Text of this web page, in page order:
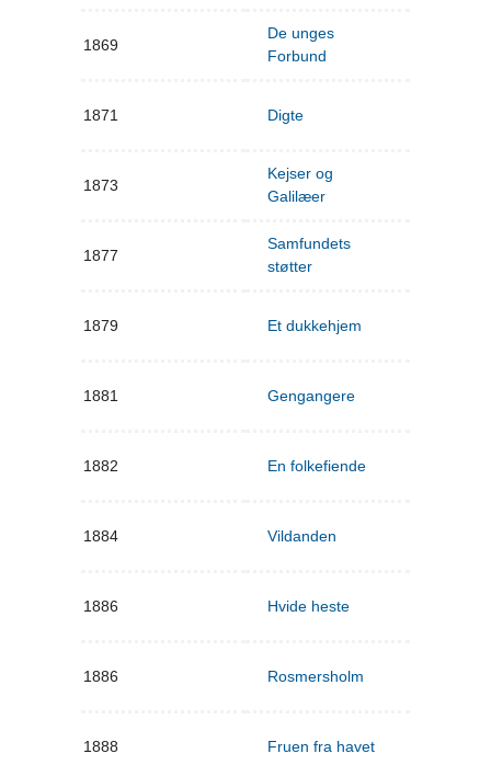
1869
De unges
Forbund
1871 Digte
1873
Kejser og
Galilæer
1877
Samfundets
støtter
1879 Et dukkehjem
1881 Gengangere
1882 En folkefiende
1884 Vildanden
1886 Hvide heste
1886 Rosmersholm
1888 Fruen fra havet